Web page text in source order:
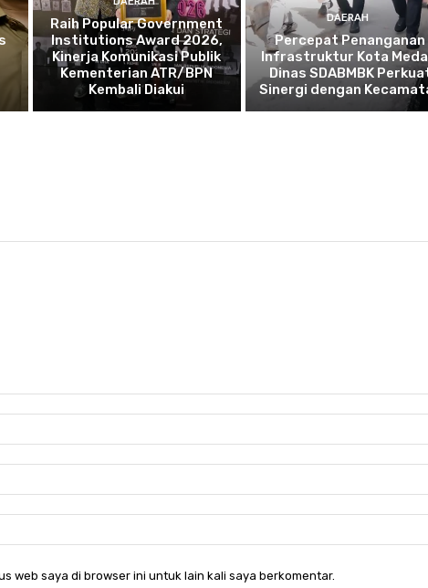
Raih Popular Government
Institutions Award 2026,
Kinerja Komunikasi Publik
Kementerian ATR/BPN
Kembali Diakui
DAERAH
Percepat Penanganan
Infrastruktur Kota
Dinas SDABMBK
Sinergi dengan
web saya di browser ini untuk lain kali saya berkomentar.